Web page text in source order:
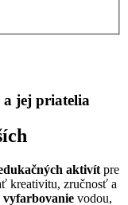
jej priatelia
aktivít pre
kreativitu, zručnosť a
vyfarbovanie vodou,